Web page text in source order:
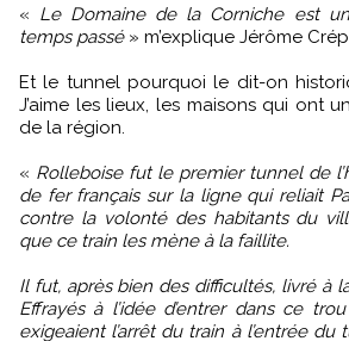
« Le Domaine de la Corniche est
temps passé» m’explique Jérôme
Et le tunnel pourquoi le dit-on
J’aime les lieux, les maisons qui ont
de la région.
« Rolleboise fut le premier tunnel de
de fer français sur la ligne qui reliait
contre la volonté des habitants du
que ce train les mène à la faillite.
Il fut, après bien des difficultés, livré à
Effrayés à l’idée d’entrer dans ce
exigeaient l’arrêt du train à l’entrée du